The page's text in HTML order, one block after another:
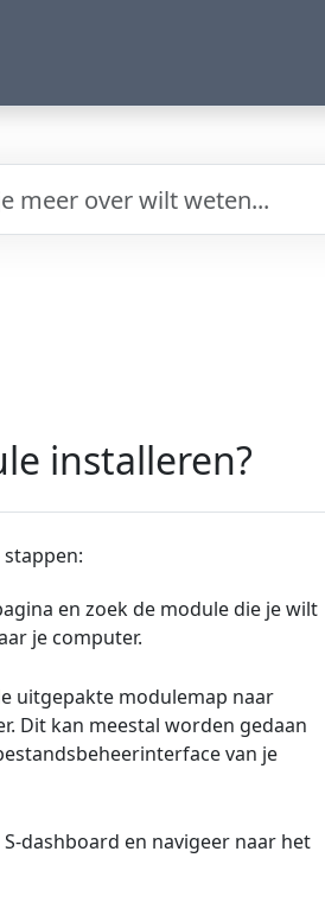
installeren?
en zoek de module die je wilt
je computer.
uitgepakte modulemap naar
Dit kan meestal worden gedaan
van je
dashboard en navigeer naar het